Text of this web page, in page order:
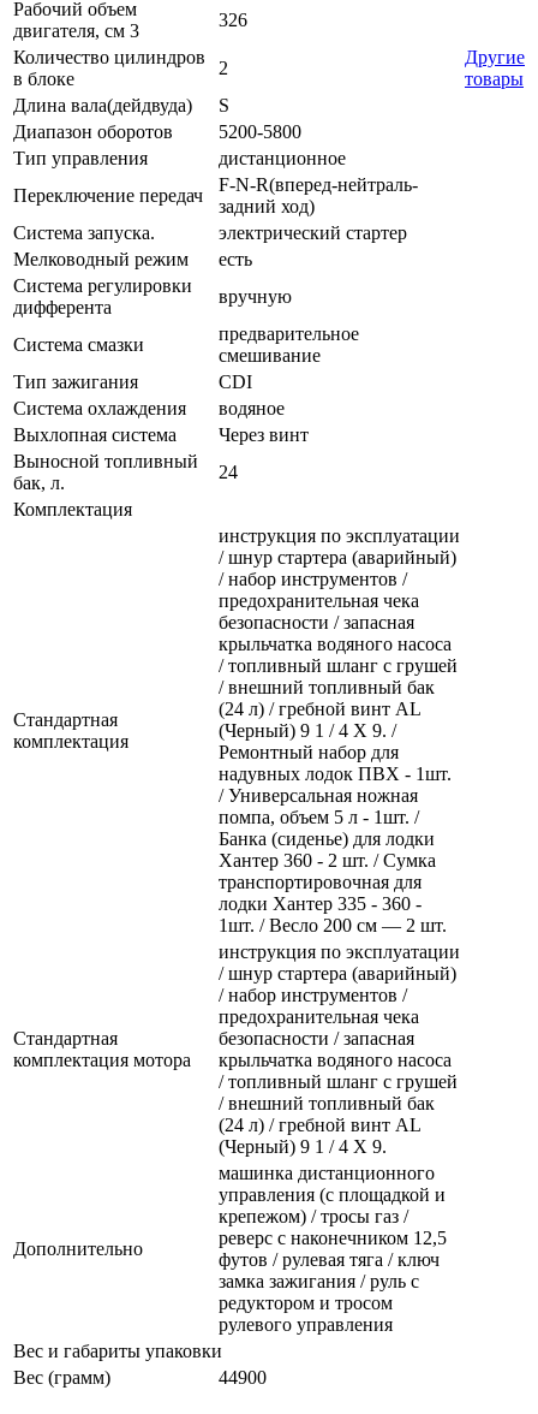
Рабочий объем
двигателя, см 3
326
Количество цилиндров
в блоке
2
Другие
товары
Длина вала(дейдвуда)
S
Диапазон оборотов
5200-5800
Тип управления
дистанционное
Переключение передач
F-N-R(вперед-нейтраль-
задний ход)
Система запуска.
электрический стартер
Мелководный режим
есть
Система регулировки
дифферента
вручную
Система смазки
предварительное
смешивание
Тип зажигания
CDI
Система охлаждения
водяное
Выхлопная система
Через винт
Выносной топливный
бак, л.
24
Комплектация
Стандартная
комплектация
инструкция по эксплуатации
/ шнур стартера (аварийный)
/ набор инструментов /
предохранительная чека
безопасности / запасная
крыльчатка водяного насоса
/ топливный шланг с грушей
/ внешний топливный бак
(24 л) / гребной винт AL
(Черный) 9 1 / 4 Х 9. /
Ремонтный набор для
надувных лодок ПВХ - 1шт.
/ Универсальная ножная
помпа, объем 5 л - 1шт. /
Банка (сиденье) для лодки
Хантер 360 - 2 шт. / Сумка
транспортировочная для
лодки Хантер 335 - 360 -
1шт. / Весло 200 см — 2 шт.
Стандартная
комплектация мотора
инструкция по эксплуатации
/ шнур стартера (аварийный)
/ набор инструментов /
предохранительная чека
безопасности / запасная
крыльчатка водяного насоса
/ топливный шланг с грушей
/ внешний топливный бак
(24 л) / гребной винт AL
(Черный) 9 1 / 4 Х 9.
Дополнительно
машинка дистанционного
управления (с площадкой и
крепежом) / тросы газ /
реверс с наконечником 12,5
футов / рулевая тяга / ключ
замка зажигания / руль с
редуктором и тросом
рулевого управления
Вес и габариты упаковки
Вес (грамм)
44900